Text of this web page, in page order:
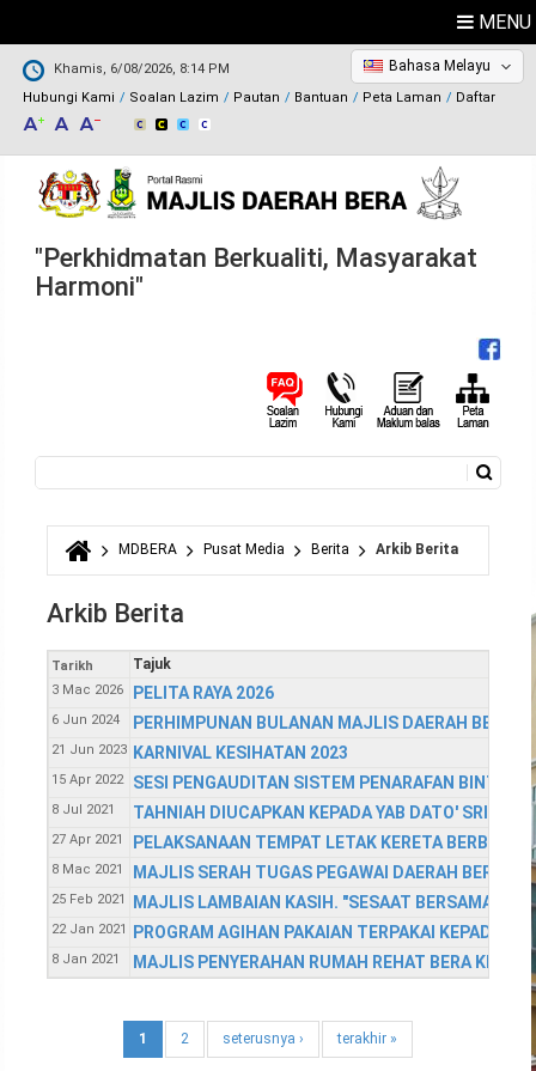
MENU
Khamis, 6/08/2026, 8:14 PM
Hubungi Kami
Soalan Lazim Pautan Bantuan Peta Laman Daftar
Bahasa Melayu
"Perkhidmatan Berkualiti, Masyarakat
Harmoni"
Borang carian
Anda di sini
MDBERA Pusat Media Berita Arkib Berita
Arkib Berita
Tarikh Tajuk
3 Mac 2026 PELITA RAYA 2026
6 Jun 2024 PERHIMPUNAN BULANAN MAJLIS DAERAH BERA
21 Jun 2023 KARNIVAL KESIHATAN 2023
15 Apr 2022 SESI PENGAUDITAN SISTEM PENARAFAN
8 Jul 2021 TAHNIAH DIUCAPKAN KEPADA YAB DATO' SRI
27 Apr 2021 PELAKSANAAN TEMPAT LETAK KERETA
8 Mac 2021 MAJLIS SERAH TUGAS PEGAWAI DAERAH BERA
25 Feb 2021 MAJLIS LAMBAIAN KASIH. "SESAAT BERSAMA,
22 Jan 2021 PROGRAM AGIHAN PAKAIAN TERPAKAI KEPADA
8 Jan 2021 MAJLIS PENYERAHAN RUMAH REHAT BERA
1 2 seterusnya › terakhir »